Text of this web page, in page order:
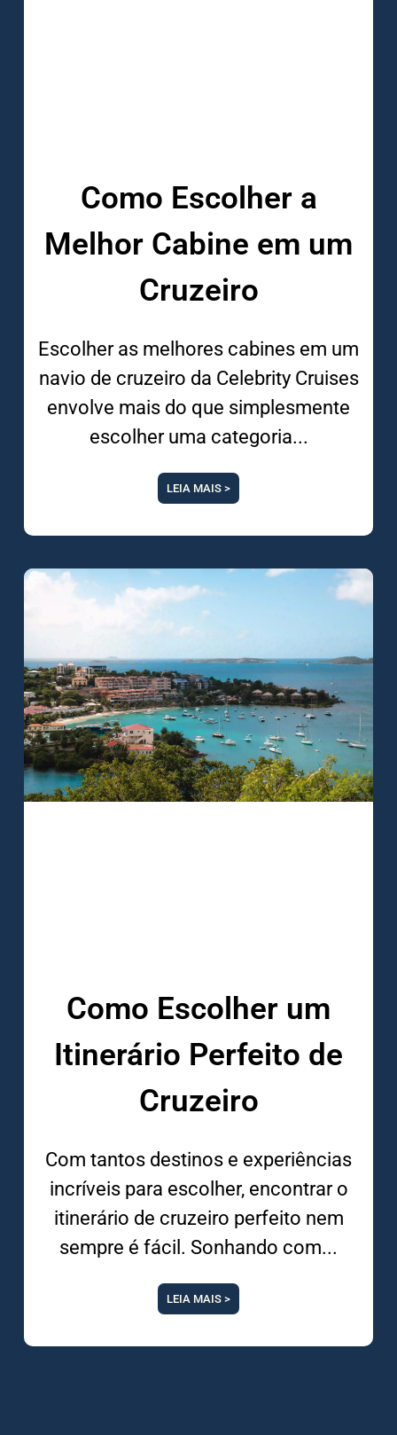
Como Escolher a
Melhor Cabine em um
Cruzeiro
Escolher as melhores cabines em um
navio de cruzeiro da Celebrity Cruises
envolve mais do que simplesmente
escolher uma categoria
LEIA MAIS >
Como Escolher um
Itinerário Perfeito de
Cruzeiro
Com tantos destinos e experiências
incríveis para escolher, encontrar o
itinerário de cruzeiro perfeito nem
sempre é fácil. Sonhando com
LEIA MAIS >